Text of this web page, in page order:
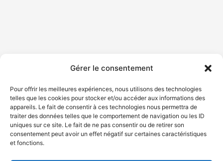
Gérer le consentement
Pour offrir les meilleures expériences, nous utilisons des technologies
telles que les cookies pour stocker et/ou accéder aux informations des
appareils. Le fait de consentir à ces technologies nous permettra de
traiter des données telles que le comportement de navigation ou les ID
uniques sur ce site. Le fait de ne pas consentir ou de retirer son
consentement peut avoir un effet négatif sur certaines caractéristiques
et fonctions.